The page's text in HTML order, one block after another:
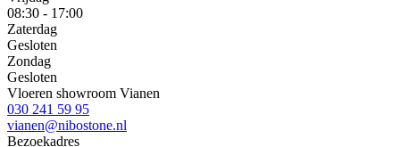
08:30 - 17:00
Zaterdag
Gesloten
Zondag
Gesloten
Vloeren showroom Vianen
030 241 59 95
vianen@nibostone.nl
Bezoekadres